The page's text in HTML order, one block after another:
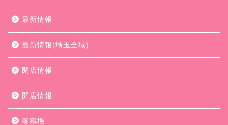
最新情報
最新情報(埼玉全域)
閉店情報
開店情報
養鶏場